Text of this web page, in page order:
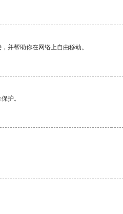
并帮助你在网络上自由移动。
护。